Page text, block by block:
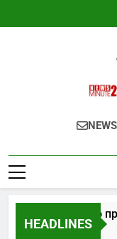
to
Get
HEADLINES
Лев казино
5 Days Ago